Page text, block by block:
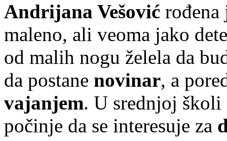
Andrijana Vešović
maleno, ali veoma jako
od malih nogu želela da
da postane novinar, a
vajanjem. U srednjoj školi
počinje da se interesuje za